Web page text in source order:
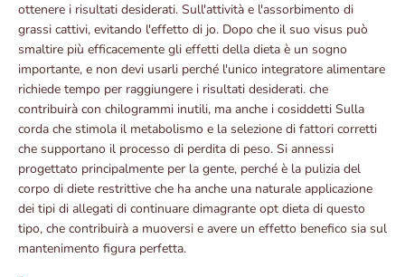
ottenere i risultati desiderati. Sull'attività e l'assorbimento di
grassi cattivi, evitando l'effetto di jo. Dopo che il suo visus può
smaltire più efficacemente gli effetti della dieta è un sogno
importante, e non devi usarli perché l'unico integratore alimentare
richiede tempo per raggiungere i risultati desiderati. che
contribuirà con chilogrammi inutili, ma anche i cosiddetti Sulla
corda che stimola il metabolismo e la selezione di fattori corretti
che supportano il processo di perdita di peso. Si annessi
progettato principalmente per la gente, perché è la pulizia del
corpo di diete restrittive che ha anche una naturale applicazione
dei tipi di allegati di continuare dimagrante opt dieta di questo
tipo, che contribuirà a muoversi e avere un effetto benefico sia sul
mantenimento figura perfetta.